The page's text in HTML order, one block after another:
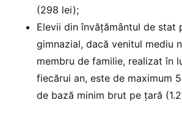
(298 lei);
Elevii din învățământul de stat
gimnazial, dacă venitul mediu
membru de familie, realizat în
fiecărui an, este de maximum
de bază minim brut pe țară